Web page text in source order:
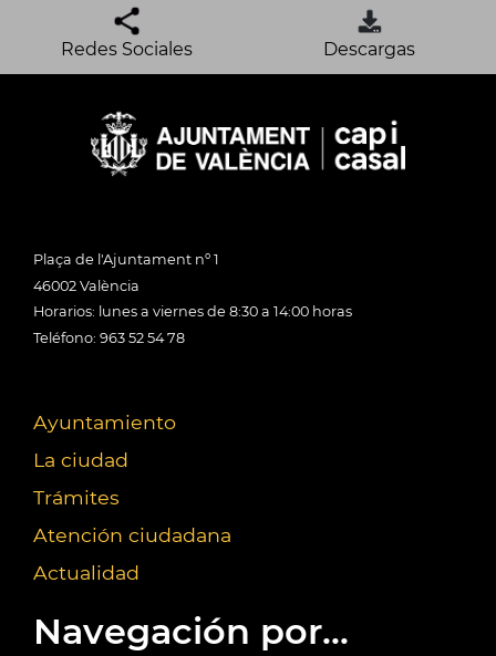
Redes Sociales Descargas
Plaça de l'Ajuntament nº 1
46002 València
Horarios: lunes a viernes de 8:30 a 14:00 horas
Teléfono: 963 52 54 78
Ayuntamiento
La ciudad
Trámites
Atención ciudadana
Actualidad
Navegación por...